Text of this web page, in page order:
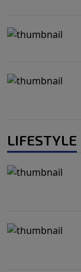
LIFESTYLE